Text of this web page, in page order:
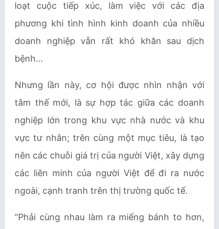
loạt cuộc tiếp xúc, làm việc với các địa
phương khi tình hình kinh doanh của nhiều
doanh nghiệp vẫn rất khó khăn sau dịch
bệnh…
Nhưng lần này, cơ hội được nhìn nhận với
tâm thế mới, là sự hợp tác giữa các doanh
nghiệp lớn trong khu vực nhà nước và khu
vực tư nhân; trên cùng một mục tiêu, là tạo
nên các chuỗi giá trị của người Việt, xây dựng
các liên minh của người Việt để đi ra nước
ngoài, cạnh tranh trên thị trường quốc tế.
“Phải cùng nhau làm ra miếng bánh to hơn,